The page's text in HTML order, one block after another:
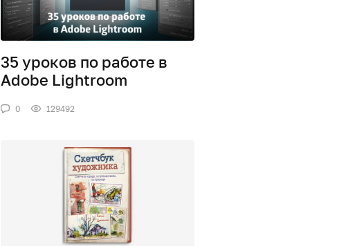
35 уроков по работе в
Adobe Lightroom
0 129492